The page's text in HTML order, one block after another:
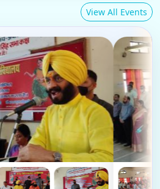
View All Events